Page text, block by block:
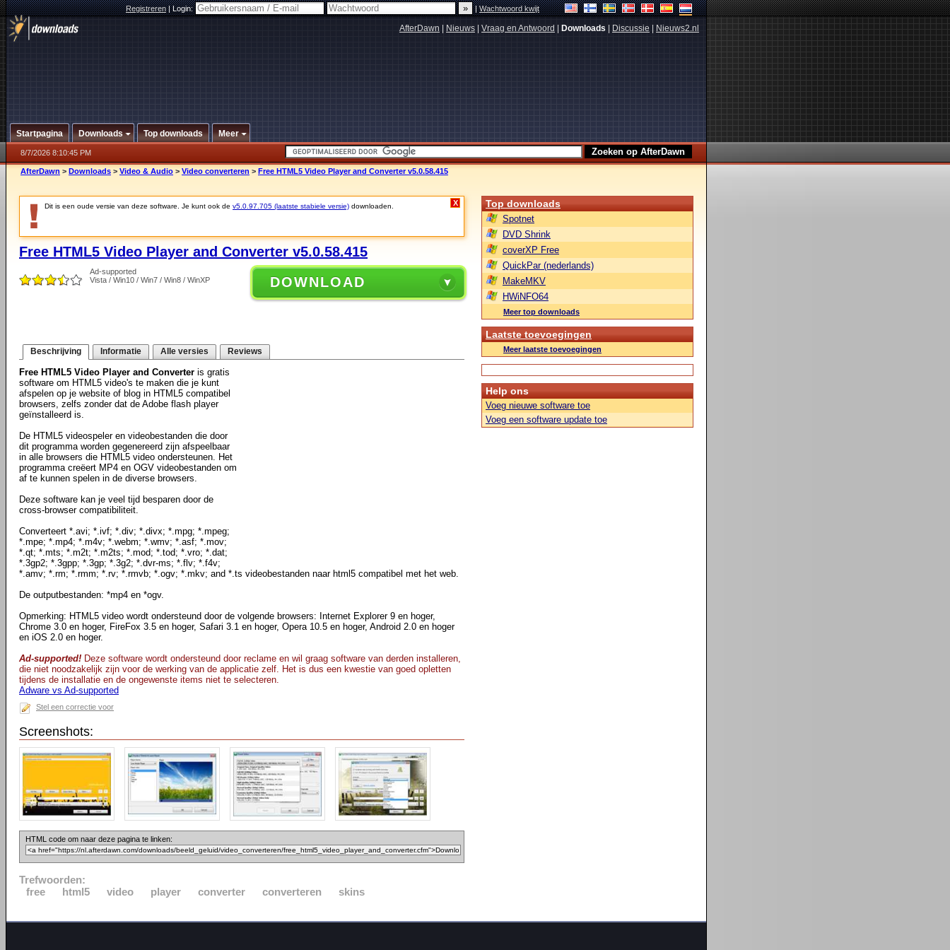
Registreren|Login: |Wachtwoord kwijt
AfterDawn Nieuws Vraag en Antwoord Downloads Discussie Nieuws2.nl
Startpagina Downloads Top downloads Meer
8/7/2026 8:10:45 PM
AfterDawn > Downloads > Video & Audio > Video converteren > Free HTML5 Video Player and Converter v5.0.58.415
Dit is een oude versie van deze software. Je kunt ook de v5.0.97.705 (laatste stabiele versie) downloaden. X
Free HTML5 Video Player and Converter v5.0.58.415
Ad-supported
Vista / Win10 / Win7 / Win8 / WinXP
DOWNLOAD
Beschrijving Informatie Alle versies Reviews
Free HTML5 Video Player and Converter is gratis
software om HTML5 video's te maken die je kunt
afspelen op je website of blog in HTML5 compatibel
browsers, zelfs zonder dat de Adobe flash player
geïnstalleerd is.
De HTML5 videospeler en videobestanden die door
dit programma worden gegenereerd zijn afspeelbaar
in alle browsers die HTML5 video ondersteunen. Het
programma creëert MP4 en OGV videobestanden om
af te kunnen spelen in de diverse browsers.
Deze software kan je veel tijd besparen door de
cross-browser compatibiliteit.
Converteert *.avi; *.ivf; *.div; *.divx; *.mpg; *.mpeg;
*.mpe; *.mp4; *.m4v; *.webm; *.wmv; *.asf; *.mov;
*.qt; *.mts; *.m2t; *.m2ts; *.mod; *.tod; *.vro; *.dat;
*.3gp2; *.3gpp; *.3gp; *.3g2; *.dvr-ms; *.flv; *.f4v;
*.amv; *.rm; *.rmm; *.rv; *.rmvb; *.ogv; *.mkv; and *.ts videobestanden naar html5 compatibel met het web.
De outputbestanden: *mp4 en *ogv.
Opmerking: HTML5 video wordt ondersteund door de volgende browsers: Internet Explorer 9 en hoger,
Chrome 3.0 en hoger, FireFox 3.5 en hoger, Safari 3.1 en hoger, Opera 10.5 en hoger, Android 2.0 en hoger
en iOS 2.0 en hoger.
Ad-supported! Deze software wordt ondersteund door reclame en wil graag software van derden installeren,
die niet noodzakelijk zijn voor de werking van de applicatie zelf. Het is dus een kwestie van goed opletten
tijdens de installatie en de ongewenste items niet te selecteren.
Adware vs Ad-supported
Stel een correctie voor
Screenshots:
HTML code om naar deze pagina te linken:
Trefwoorden:
free
html5 video player converter converteren skins
Top downloads
Spotnet
DVD Shrink
coverXP Free
QuickPar (nederlands)
MakeMKV
HWiNFO64
Meer top downloads
Laatste toevoegingen
Meer laatste toevoegingen
Help ons
Voeg nieuwe software toe
Voeg een software update toe